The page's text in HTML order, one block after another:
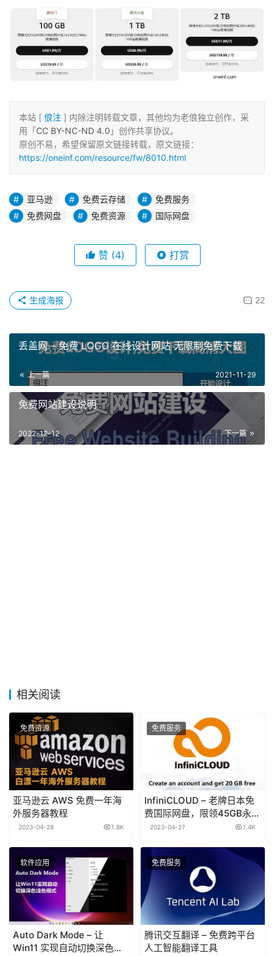
本站 [ 俍注 ] 内除注明转载文章，其他均为老俍独立创作，采
用「CC BY-NC-ND 4.0 」创作共享协议。
原创不易，希望保留原文链接转载，原文链接：
https://oneinf.com/resource/fw/8010.html
亚马逊 免费云存储
免费服务
免费网盘
免费资源 国际网盘
赞 (4) 打赏
22
生成海报
丢盖网 – 免费 LOGO 在线设计网站 无限制免费下载
上一篇 2021-11-29
免费网站建设说明
下一篇
2022-12-12
相关阅读
免费资源
亚马逊云 AWS 免费一年海
外服务器教程
2023-04-28 1.8K
免费服务
InfiniCLOUD – 老牌日本免
费国际网盘，限领45GB永久
容量
2023-04-27 1.4K
软件应用
Auto Dark Mode – 让
Win11 实现自动切换深色模
免费服务
腾讯交互翻译 – 免费跨平台
人工智能翻译工具